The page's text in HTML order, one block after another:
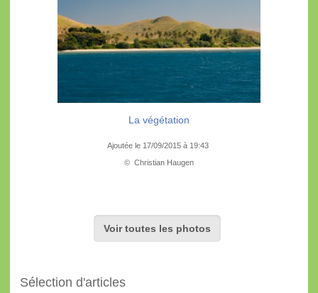
La végétation
Ajoutée le 17/09/2015 à 19:43
© Christian Haugen
Voir toutes les photos
Sélection d'articles